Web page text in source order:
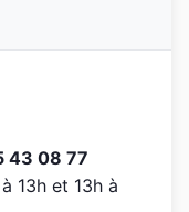
43 08 77
13h et 13h à